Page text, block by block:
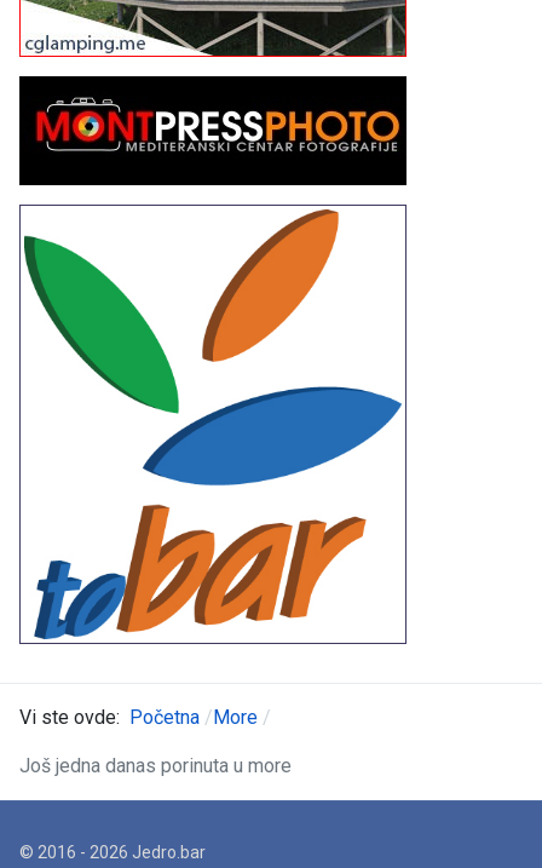
Vi ste ovde: Početna More
Još jedna danas porinuta u more
© 2016 - 2026 Jedro.bar